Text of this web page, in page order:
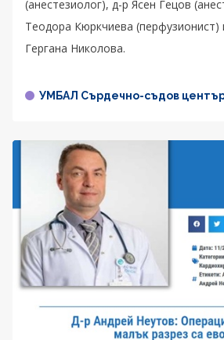
(анестезиолог), д-р Ясен Гецов
Теодора Кюркчиева (перфузионист)
Гергана Николова.
УМБАЛ Сърдечно-съдов